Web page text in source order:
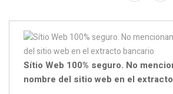
Sítio Web 100% seguro. No
nombre del sitio web en el